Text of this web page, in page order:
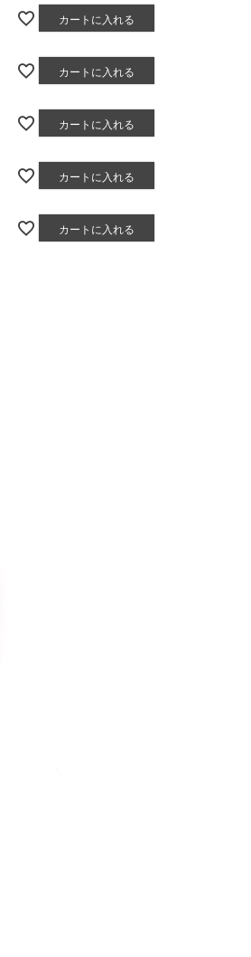
カートに入れる
カートに入れる
カートに入れる
カートに入れる
カートに入れる